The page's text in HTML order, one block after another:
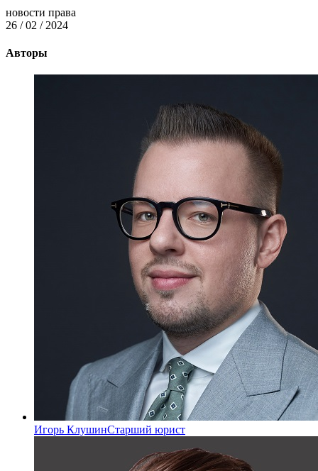
новости права
26 / 02 / 2024
Авторы
Игорь КлушинСтарший юрист